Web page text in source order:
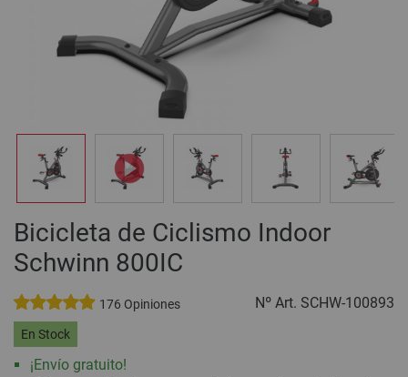
Bicicleta de Ciclismo Indoor
Schwinn 800IC
176 Opiniones Nº Art. SCHW-100893
En Stock
¡Envío gratuito!